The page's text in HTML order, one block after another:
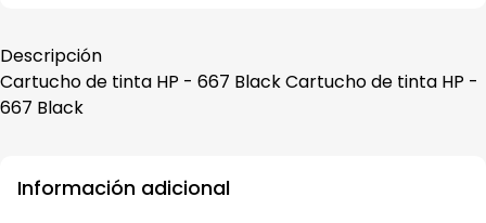
cantidad
Descripción
Cartucho de tinta HP - 667 Black Cartucho de tinta HP -
667 Black
Información adicional